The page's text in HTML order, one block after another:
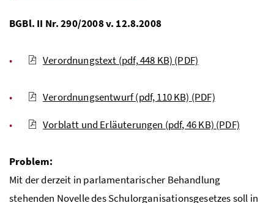
BGBl. II Nr. 290/2008 v. 12.8.2008
Verordnungstext (pdf, 448 KB) (PDF)
Verordnungsentwurf (pdf, 110 KB) (PDF)
Vorblatt und Erläuterungen (pdf, 46 KB) (PDF)
Problem:
Mit der derzeit in parlamentarischer Behandlung
stehenden Novelle des Schulorganisationsgesetzes soll in